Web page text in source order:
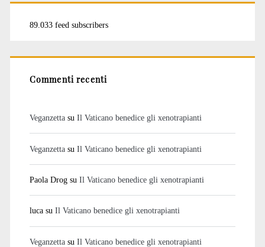
89.033 feed subscribers
Commenti recenti
Veganzettasu Il Vaticano benedice gli xenotrapianti
Veganzettasu Il Vaticano benedice gli xenotrapianti
Paola Drogsu Il Vaticano benedice gli xenotrapianti
lucasu Il Vaticano benedice gli xenotrapianti
Veganzettasu Il Vaticano benedice gli xenotrapianti